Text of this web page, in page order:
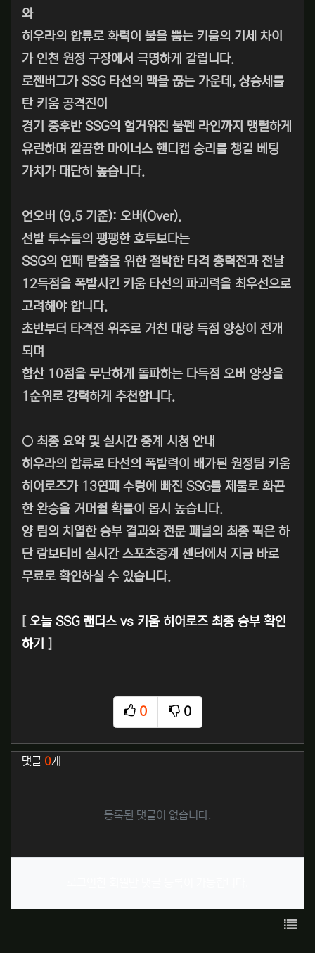
와
히우라의 합류로 화력이 불을 뿜는 키움의 기세 차이
가 인천 원정 구장에서 극명하게 갈립니다.
로젠버그가 SSG 타선의 맥을 끊는 가운데, 상승세를
탄 키움 공격진이
경기 중후반 SSG의 헐거워진 불펜 라인까지 맹렬하게
유린하며 깔끔한 마이너스 핸디캡 승리를 챙길 베팅
가치가 대단히 높습니다.
언오버 (9.5 기준): 오버(Over).
선발 투수들의 팽팽한 호투보다는
SSG의 연패 탈출을 위한 절박한 타격 총력전과 전날
12득점을 폭발시킨 키움 타선의 파괴력을 최우선으로
고려해야 합니다.
초반부터 타격전 위주로 거친 대량 득점 양상이 전개
되며
합산 10점을 무난하게 돌파하는 다득점 오버 양상을
1순위로 강력하게 추천합니다.
○ 최종 요약 및 실시간 중계 시청 안내
히우라의 합류로 타선의 폭발력이 배가된 원정팀 키움
히어로즈가 13연패 수렁에 빠진 SSG를 제물로 화끈
한 완승을 거머쥘 확률이 몹시 높습니다.
양 팀의 치열한 승부 결과와 전문 패널의 최종 픽은 하
단 람보티비 실시간 스포츠중계 센터에서 지금 바로
무료로 확인하실 수 있습니다.
오늘 SSG 랜더스 vs 키움 히어로즈 최종 승부 확인
하기
0
추천
0
비추천
관련자료
댓글 0개
등록된 댓글이 없습니다.
목록